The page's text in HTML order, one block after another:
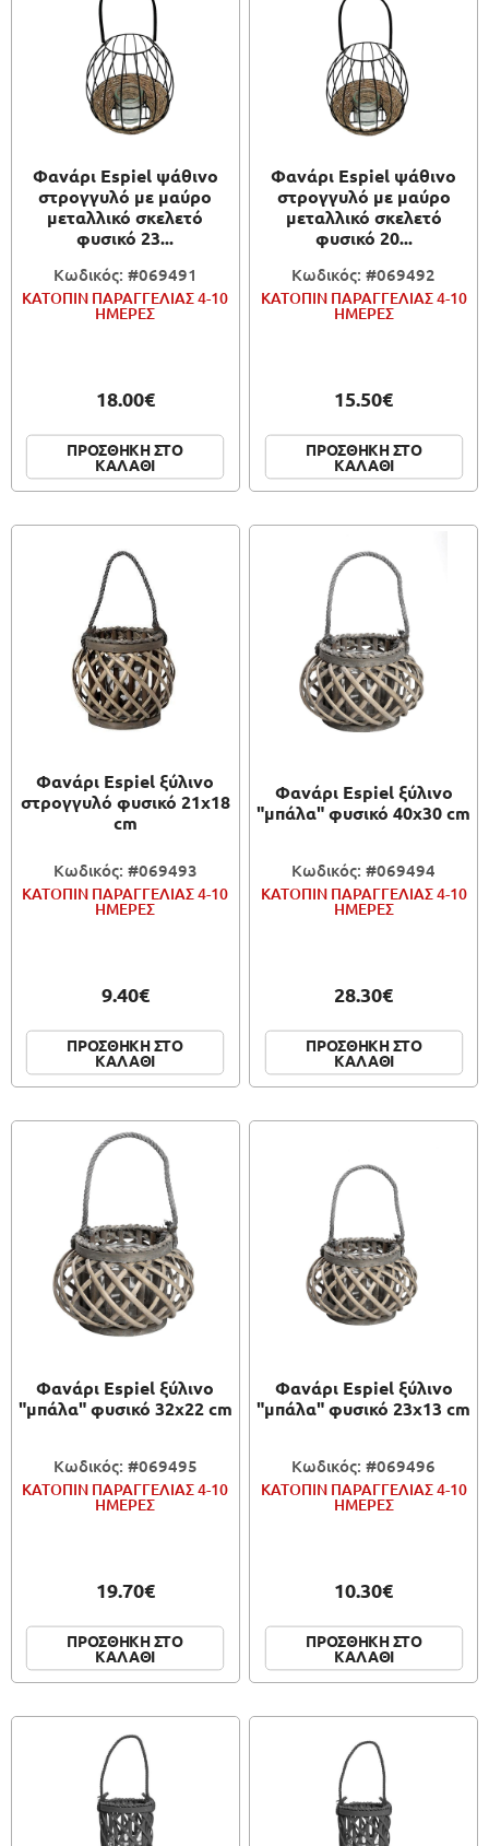
Φανάρι Espiel ψάθινο
στρογγυλό με μαύρο
μεταλλικό σκελετό
φυσικό 23...
Κωδικός: #069491
ΚΑΤΟΠΙΝ ΠΑΡΑΓΓΕΛΙΑΣ 4-10
ΗΜΕΡΕΣ
18.00€
ΠΡΟΣΘΗΚΗ ΣΤΟ
ΚΑΛΑΘΙ
Φανάρι Espiel ψάθινο
στρογγυλό με μαύρο
μεταλλικό σκελετό
φυσικό 20...
Κωδικός: #069492
ΚΑΤΟΠΙΝ ΠΑΡΑΓΓΕΛΙΑΣ 4-10
ΗΜΕΡΕΣ
15.50€
ΠΡΟΣΘΗΚΗ ΣΤΟ
ΚΑΛΑΘΙ
Φανάρι Espiel ξύλινο
στρογγυλό φυσικό 21x18
cm
Κωδικός: #069493
ΚΑΤΟΠΙΝ ΠΑΡΑΓΓΕΛΙΑΣ 4-10
ΗΜΕΡΕΣ
9.40€
ΠΡΟΣΘΗΚΗ ΣΤΟ
ΚΑΛΑΘΙ
Φανάρι Espiel ξύλινο
"μπάλα" φυσικό 40x30 cm
Κωδικός: #069494
ΚΑΤΟΠΙΝ ΠΑΡΑΓΓΕΛΙΑΣ 4-10
ΗΜΕΡΕΣ
28.30€
ΠΡΟΣΘΗΚΗ ΣΤΟ
ΚΑΛΑΘΙ
Φανάρι Espiel ξύλινο
"μπάλα" φυσικό 32x22 cm
Κωδικός: #069495
ΚΑΤΟΠΙΝ ΠΑΡΑΓΓΕΛΙΑΣ 4-10
ΗΜΕΡΕΣ
19.70€
ΠΡΟΣΘΗΚΗ ΣΤΟ
ΚΑΛΑΘΙ
Φανάρι Espiel ξύλινο
"μπάλα" φυσικό 23x13 cm
Κωδικός: #069496
ΚΑΤΟΠΙΝ ΠΑΡΑΓΓΕΛΙΑΣ 4-10
ΗΜΕΡΕΣ
10.30€
ΠΡΟΣΘΗΚΗ ΣΤΟ
ΚΑΛΑΘΙ